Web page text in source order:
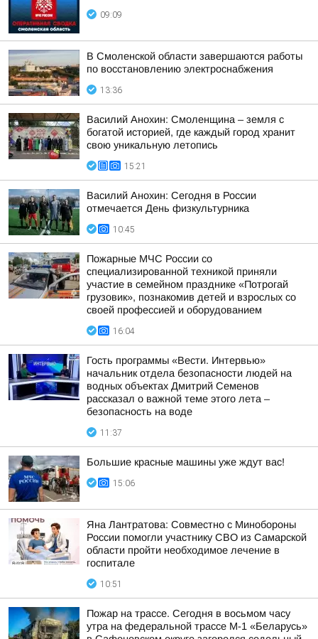
09:09
В Смоленской области завершаются работы
по восстановлению электроснабжения
13:36
Василий Анохин: Смоленщина – земля с
богатой историей, где каждый город хранит
свою уникальную летопись
15:21
Василий Анохин: Сегодня в России
отмечается День физкультурника
10:45
Пожарные МЧС России со
специализированной техникой приняли
участие в семейном празднике «Потрогай
грузовик», познакомив детей и взрослых со
своей профессией и оборудованием
16:04
Гость программы «Вести. Интервью»
начальник отдела безопасности людей на
водных объектах Дмитрий Семенов
рассказал о важной теме этого лета –
безопасность на воде
11:37
Большие красные машины уже ждут вас!
15:06
Яна Лантратова: Совместно с Минобороны
России помогли участнику СВО из Самарской
области пройти необходимое лечение в
госпитале
10:51
Пожар на трассе. Сегодня в восьмом часу
утра на федеральной трассе М-1 «Беларусь»